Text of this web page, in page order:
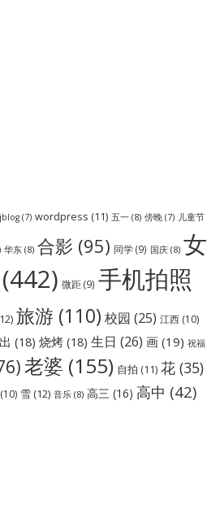
(7) wordpress (11) 五一 (8) 傍晚 (7) 儿童节
华东 (8) 合影 (95) 同学(9) 国庆 (8) 女
(442) 微距(9) 手机拍照
旅游 (110) 校园 (25) 江西 (10)
(18) 烧烤 (18) 生日 (26) 画 (19) 祝福
老婆 (155) 自拍 (11) 花 (35)
(10) 雪 (12) 音乐 (8) 高三 (16) 高中 (42)